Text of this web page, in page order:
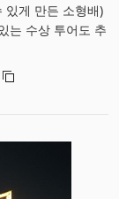
있게 만든 소형배)
는 수상 투어도 추